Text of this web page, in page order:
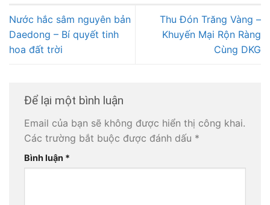
Nước hắc sâm nguyên bản
Daedong – Bí quyết tinh
hoa đất trời
Thu Đón Trăng Vàng –
Khuyến Mại Rộn Ràng
Cùng DKG
Để lại một bình luận
Email của bạn sẽ không được hiển thị công khai.
Các trường bắt buộc được đánh dấu *
Bình luận *